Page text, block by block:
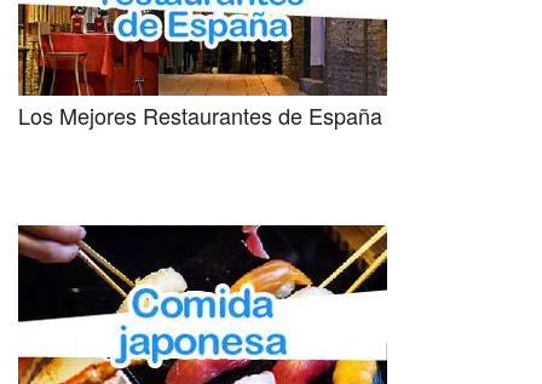
Los Mejores Restaurantes de España